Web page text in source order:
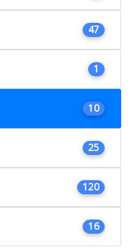
47
1
10
25
120
16